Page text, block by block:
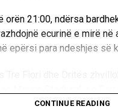
orën 21:00, ndërsa
ecurinë e mirë në
epërsi para ndeshjes së
CONTINUE READING